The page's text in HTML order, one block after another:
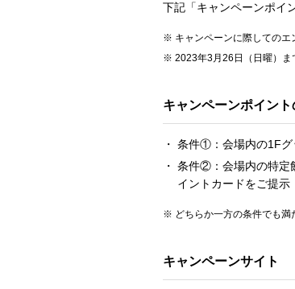
下記「キャンペーンポイ
キャンペーンに際してのエ
2023年3月26日（日曜）ま
キャンペーンポイン
条件①：会場内の1Fグ
条件②：会場内の特定
イントカードをご提示
どちらか一方の条件でも満
キャンペーンサイト